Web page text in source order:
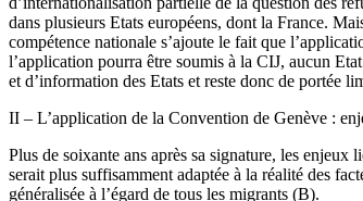
dans plusieurs Etats européens, dont la France.
compétence nationale s’ajoute le fait que
l’application pourra être soumis à la CIJ, aucun
et d’information des Etats et reste donc de portée
II – L’application de la Convention de Genève :
Plus de soixante ans après sa signature, les
serait plus suffisamment adaptée à la réalité des
généralisée à l’égard de tous les migrants (B).